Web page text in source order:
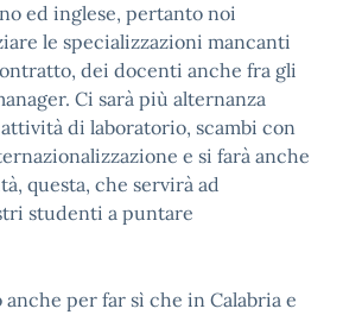
ed inglese, pertanto noi
le specializzazioni mancanti
dei docenti anche fra gli
Ci sarà più alternanza
di laboratorio, scambi con
e si farà anche
questa, che servirà ad
studenti a puntare
anche per far sì che in Calabria e